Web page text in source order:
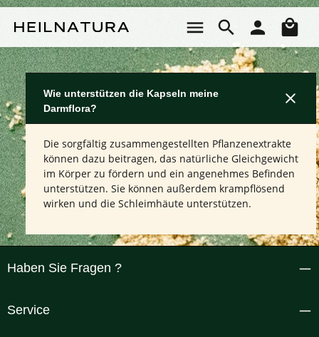
Wie unterstützen die Kapseln meine
Darmflora?
Die sorgfältig zusammengestellten Pflanzenextrakte
können dazu beitragen, das natürliche Gleichgewicht
im Körper zu fördern und ein angenehmes Befinden
unterstützen. Sie können außerdem krampflösend
wirken und die Schleimhäute unterstützen.
Haben Sie Fragen ?
Service